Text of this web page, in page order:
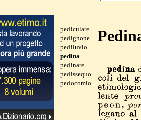
pediculare
pedignone
pediluvio
pedina
pedinare
pedissequo
pedocomio